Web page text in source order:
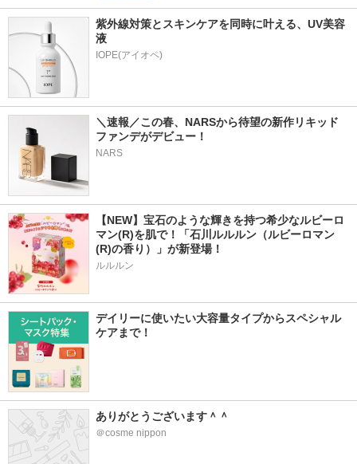
紫外線対策とスキンケアを同時に叶える、UV美容
液
＼速報／この春、NARSから待望の新作リキッド
ファンデがデビュー！
NARS
【NEW】宝石のような輝きを持つ希少なルビーロ
マン(R)を肌で！「石川ルルルン（ルビーロマン
(R)の香り）」が新登場！
ルルルン
デイリーに使いたい大容量タイプからスペシャル
ケアまで！
ありがとうございます＾＾
＠cosme nippon